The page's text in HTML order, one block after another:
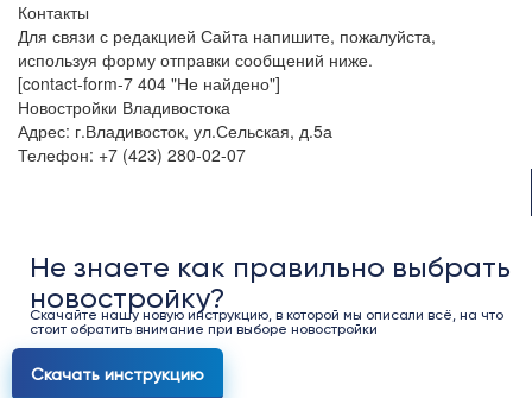
Контакты
Для связи с редакцией Сайта напишите, пожалуйста,
используя форму отправки сообщений ниже.
[contact-form-7 404 "Не найдено"]
Новостройки Владивостока
Адрес: г.Владивосток, ул.Сельская, д.5а
Телефон: +7 (423) 280-02-07
Не знаете как правильно выбрать
новостройку?
Скачайте нашу новую инструкцию, в которой мы описали всё, на что
стоит обратить внимание при выборе новостройки
Скачать инструкцию